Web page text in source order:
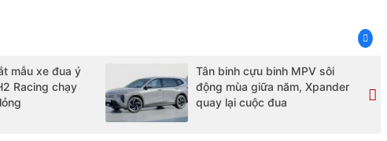
mẫu xe đua ý
Racing chạy
Tân binh cựu binh MPV sôi
động mùa giữa năm, Xpander
quay lại cuộc đua